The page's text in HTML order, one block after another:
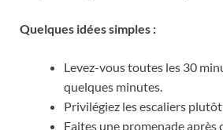
Quelques idées simples :
Levez-vous toutes les 30
quelques minutes.
Privilégiez les escaliers plutôt
Faites une promenade après